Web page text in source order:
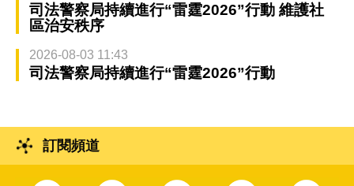
司法警察局持續進行“雷霆2026”行動 維護社
區治安秩序
2026-08-03 11:43
司法警察局持續進行“雷霆2026”行動
訂閱頻道